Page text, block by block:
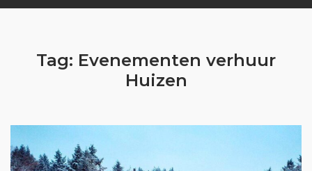
Tag: Evenementen verhuur
Huizen